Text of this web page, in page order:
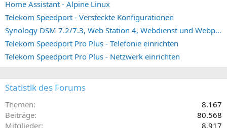
Home Assistant - Alpine Linux
Telekom Speedport - Versteckte Konfigurationen
Synology DSM 7.2/7.3, Web Station 4, Webdienst und Webportal erstellen (ehemals vHost)
Telekom Speedport Pro Plus - Telefonie einrichten
Telekom Speedport Pro Plus - Netzwerk einrichten
Statistik des Forums
Themen
8.167
Beiträge
80.568
Mitglieder
8.917